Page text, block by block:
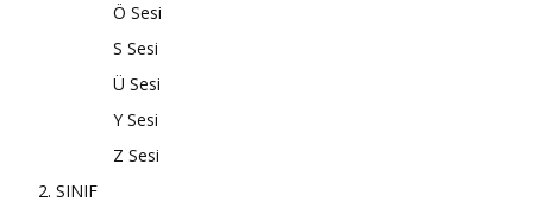
Ö Sesi
S Sesi
Ü Sesi
Y Sesi
Z Sesi
2. SINIF